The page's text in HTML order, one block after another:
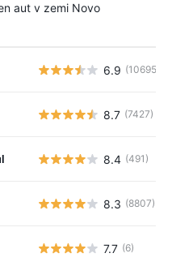
aut v zemi Novo
6.9 (10695)
8.7 (7427)
8.4 (491)
8.3 (8807)
7.7 (6)